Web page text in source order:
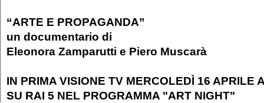
“ARTE E PROPAGANDA”
un documentario di
Eleonora Zamparutti e Piero Muscarà
IN PRIMA VISIONE TV MERCOLEDÌ 16 APRILE
SU RAI 5 NEL PROGRAMMA "ART NIGHT"